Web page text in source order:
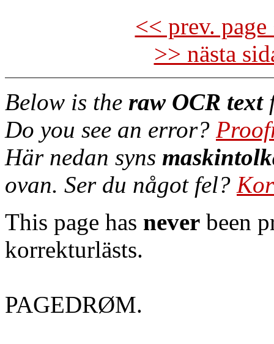
<< prev.
>> nästa
Below is the raw OCR text
Do you see an error?
Här nedan syns
ovan. Ser du något fel?
This page has never been
korrekturlästs.
PAGEDRØM.